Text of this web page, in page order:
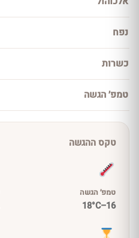
נפח
כשרות
טמפ׳ הגשה
טקס ההגשה
טמפ׳ הגשה
16–18°C